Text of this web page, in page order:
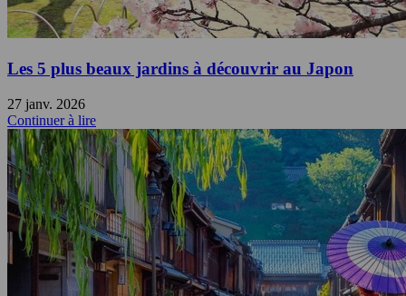
Les 5 plus beaux jardins à découvrir au Japon
27 janv. 2026
Continuer à lire